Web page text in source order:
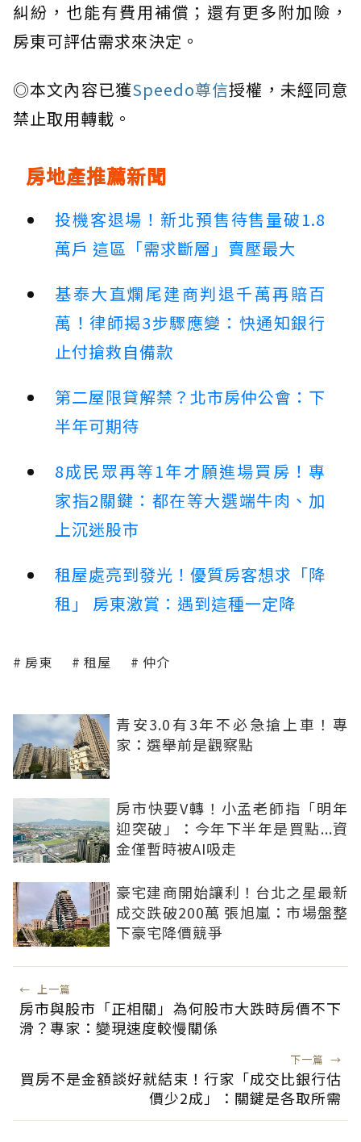
糾紛，也能有費用補償；還有更多附加險，
房東可評估需求來決定。
◎本文內容已獲Speedo尊信授權，未經同意
禁止取用轉載。
房地產推薦新聞
投機客退場！新北預售待售量破1.8
萬戶 這區「需求斷層」賣壓最大
基泰大直爛尾建商判退千萬再賠百
萬！律師揭3步驟應變：快通知銀行
止付搶救自備款
第二屋限貸解禁？北市房仲公會：下
半年可期待
8成民眾再等1年才願進場買房！專
家指2關鍵：都在等大選端牛肉、加
上沉迷股市
租屋處亮到發光！優質房客想求「降
租」 房東激賞：遇到這種一定降
房東 租屋 仲介
青安3.0有3年不必急搶上車！專
家：選舉前是觀察點
房市快要V轉！小孟老師指「明年
迎突破」：今年下半年是買點...資
金僅暫時被AI吸走
豪宅建商開始讓利！台北之星最新
成交跌破200萬 張旭嵐：市場盤整
下豪宅降價競爭
← 上一篇
房市與股市「正相關」為何股市大跌時房價不下
滑？專家：變現速度較慢關係
下一篇 →
買房不是金額談好就結束！行家「成交比銀行估
價少2成」：關鍵是各取所需